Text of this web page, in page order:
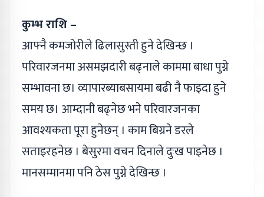
कुम्भ राशि –
आफ्नै कमजोरीले ढिलासुस्ती हुने देखिन्छ ।
परिवारजनमा असमझदारी बढ्‌नाले काममा बाधा पुग्ने
सम्भावना छ। व्यापारब्याबसायमा बढी नै फाइदा हुने
समय छ। आम्दानी बढ्‌नेछ भने परिवारजनका
आवश्यकता पूरा हुनेछन् । काम बिग्रने डरले
सताइरहनेछ । बेसुरमा वचन दिनाले दुःख पाइनेछ ।
मानसम्मानमा पनि ठेस पुग्ने देखिन्छ ।